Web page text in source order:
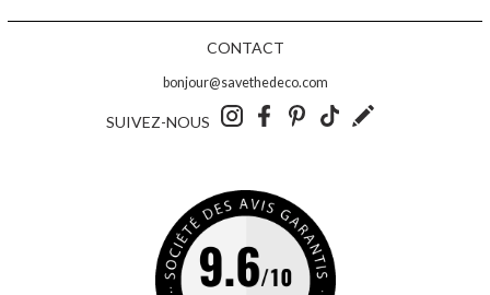
CONTACT
bonjour@savethedeco.com
SUIVEZ-NOUS